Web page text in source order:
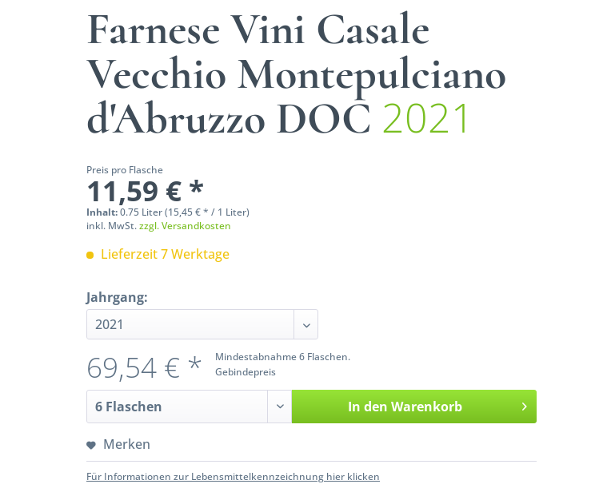
Farnese Vini Casale
Vecchio Montepulciano
d'Abruzzo DOC 2021
Preis pro Flasche
11,59 € *
Inhalt:0.75 Liter (15,45 € * / 1 Liter)
inkl. MwSt.zzgl. Versandkosten
Lieferzeit 7 Werktage
Jahrgang:
Mindestabnahme 6 Flaschen.
Gebindepreis
69,54 € *
In den Warenkorb
Merken
Für Informationen zur Lebensmittelkennzeichnung hier klicken